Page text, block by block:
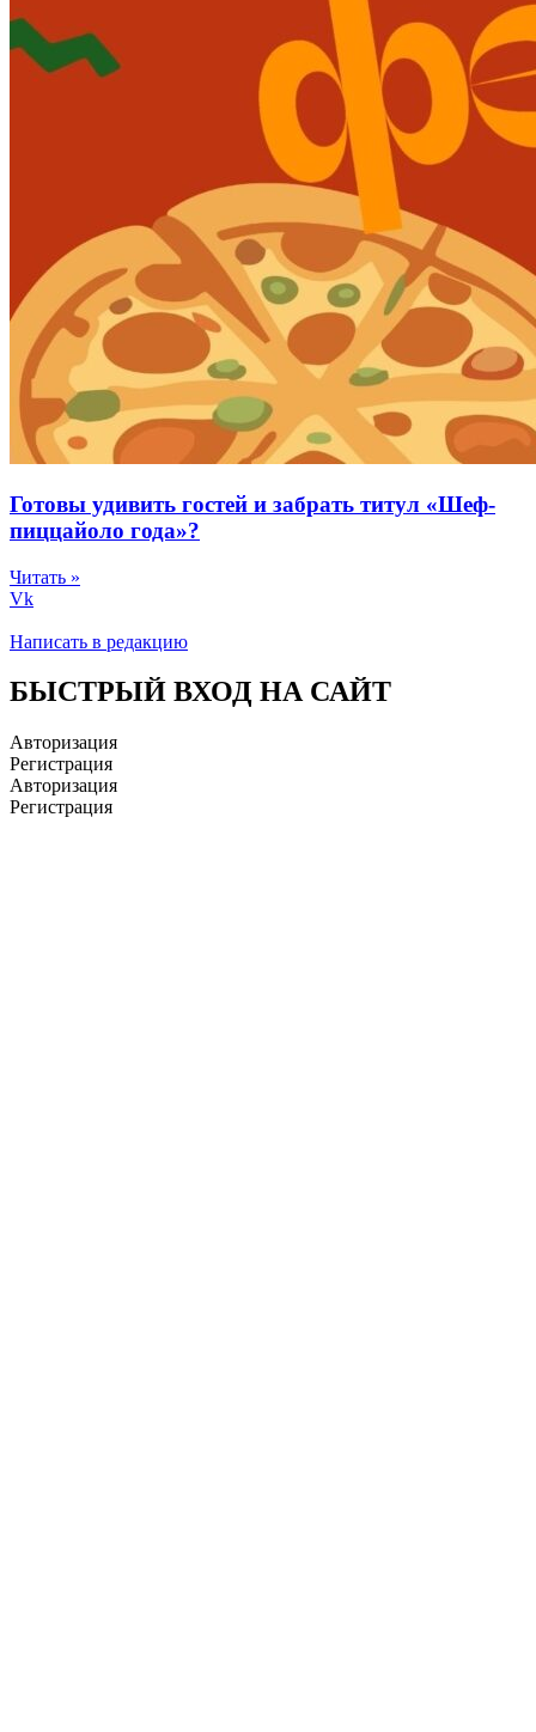
Готовы удивить гостей и забрать титул «Шеф-
пиццайоло года»?
Читать »
Vk
Написать в редакцию
БЫСТРЫЙ ВХОД НА САЙТ
Авторизация
Регистрация
Авторизация
Регистрация